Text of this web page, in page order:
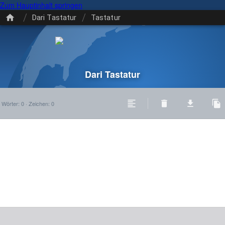
Zum Hauptinhalt springen
/ Dari Tastatur / Tastatur
Dari Tastatur
Wörter: 0· Zeichen: 0